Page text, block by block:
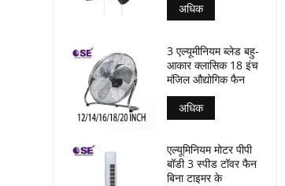
अधिक
3 एल्यूमीनियम ब्लेड बहु-
आकार क्लासिक 18 इंच
मंजिल औद्योगिक फैन
अधिक
एल्यूमिनियम मोटर पीपी
बॉडी 3 स्पीड टॉवर फैन
बिना टाइमर के